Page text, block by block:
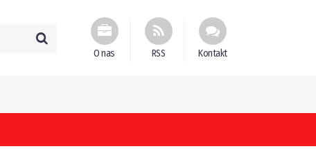
O nas RSS Kontakt